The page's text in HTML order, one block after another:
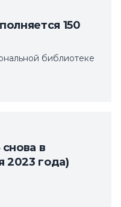
150
библиотеке
в
2023 года)